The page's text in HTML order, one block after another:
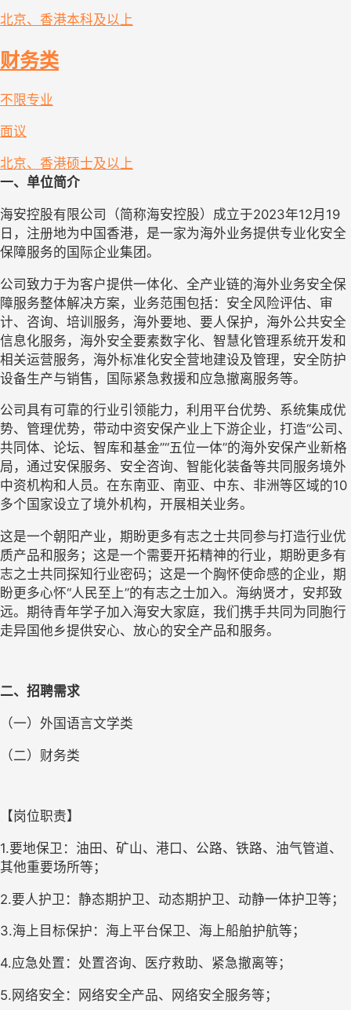
北京、香港本科及以上
财务类
不限专业
面议
北京、香港硕士及以上
一、单位简介
海安控股有限公司（简称海安控股）成立于2023年12月19
日，注册地为中国香港，是一家为海外业务提供专业化安全
保障服务的国际企业集团。
公司致力于为客户提供一体化、全产业链的海外业务安全保
障服务整体解决方案，业务范围包括：安全风险评估、审
计、咨询、培训服务，海外要地、要人保护，海外公共安全
信息化服务，海外安全要素数字化、智慧化管理系统开发和
相关运营服务，海外标准化安全营地建设及管理，安全防护
设备生产与销售，国际紧急救援和应急撤离服务等。
公司具有可靠的行业引领能力，利用平台优势、系统集成优
势、管理优势，带动中资安保产业上下游企业，打造“公司、
共同体、论坛、智库和基金”“五位一体”的海外安保产业新格
局，通过安保服务、安全咨询、智能化装备等共同服务境外
中资机构和人员。在东南亚、南亚、中东、非洲等区域的10
多个国家设立了境外机构，开展相关业务。
这是一个朝阳产业，期盼更多有志之士共同参与打造行业优
质产品和服务；这是一个需要开拓精神的行业，期盼更多有
志之士共同探知行业密码；这是一个胸怀使命感的企业，期
盼更多心怀“人民至上”的有志之士加入。海纳贤才，安邦致
远。期待青年学子加入海安大家庭，我们携手共同为同胞行
走异国他乡提供安心、放心的安全产品和服务。
二、招聘需求
（一）外国语言文学类
（二）财务类
【岗位职责】
1.要地保卫：油田、矿山、港口、公路、铁路、油气管道、
其他重要场所等；
2.要人护卫：静态期护卫、动态期护卫、动静一体护卫等；
3.海上目标保护：海上平台保卫、海上船舶护航等；
4.应急处置：处置咨询、医疗救助、紧急撤离等；
5.网络安全：网络安全产品、网络安全服务等；